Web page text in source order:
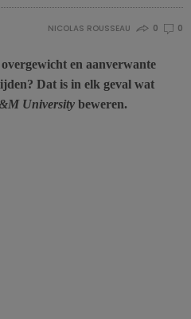
NICOLAS ROUSSEAU 0 0
en aanverwante
Dat is in elk geval wat
University beweren.